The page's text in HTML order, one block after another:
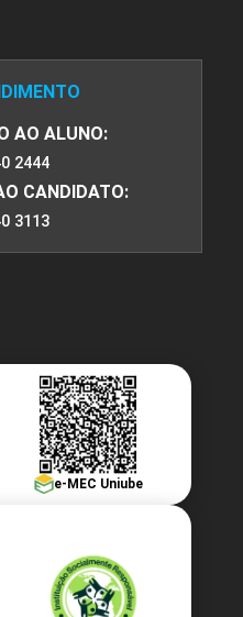
AO ALUNO:
2444
CANDIDATO:
3113
e-MEC Uniube